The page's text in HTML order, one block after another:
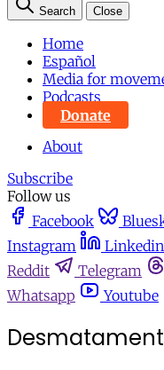
Search Close
Home
Español
Media for
Podcasts
Donate
About
Subscribe
Follow us
Facebook
Instagram
Linkedin
Reddit
Telegram
Whatsapp
Youtube